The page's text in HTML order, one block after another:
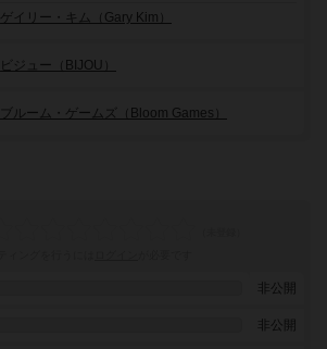
ゲイリー・キム（Gary Kim）
ビジュー（BIJOU）
ブルーム・ゲームズ（Bloom Games）
非公開
非公開